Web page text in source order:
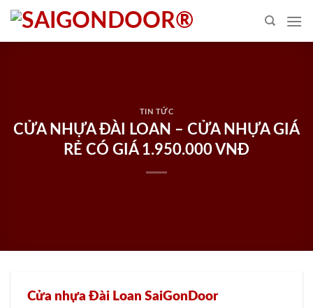
Skip
content
TIN TỨC
CỬA NHỰA ĐÀI LOAN – CỬA NHỰA GIÁ
RẺ CÓ GIÁ 1.950.000 VNĐ
Cửa nhựa Đài Loan SaiGonDoor